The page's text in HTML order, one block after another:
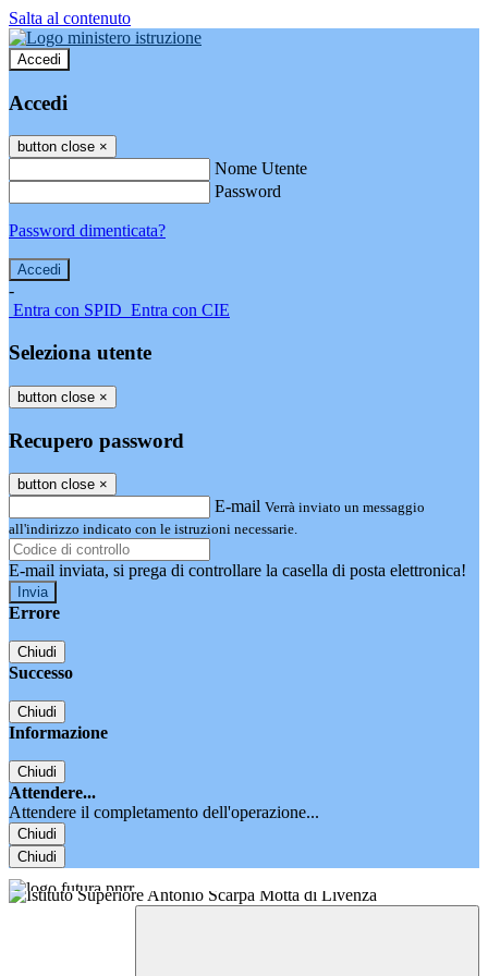
Salta al contenuto
Accedi
Accedi
button close ×
Nome Utente
Password
Password dimenticata?
-
Entra con SPID Entra con CIE
Seleziona utente
button close ×
Recupero password
button close ×
E-mail Verrà inviato un messaggio
all'indirizzo indicato con le istruzioni necessarie.
E-mail inviata, si prega di controllare la casella di posta elettronica!
Errore
Chiudi
Successo
Chiudi
Informazione
Chiudi
Attendere...
Attendere il completamento dell'operazione...
Chiudi
Chiudi